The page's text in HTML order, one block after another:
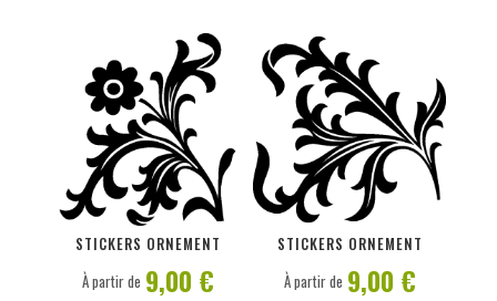
STICKERS ORNEMENT
PERSONNALISER
À partir de 9,00 €
STICKERS ORNEMENT
PERSONNALISER
À partir de 9,00 €